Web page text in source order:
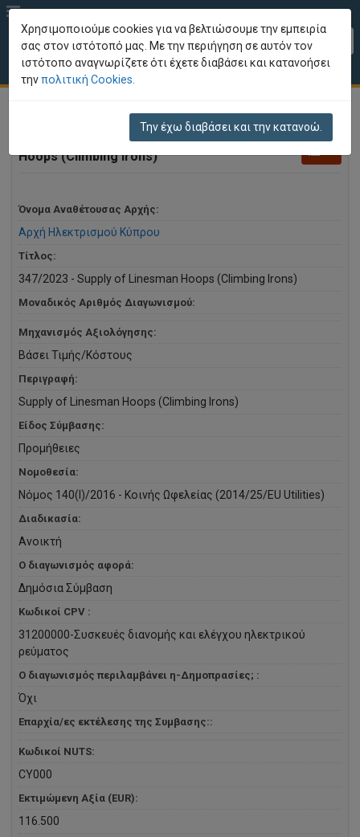
EL
Επισκόπηση Διαγωνισμού
347/2023 - Supply of Linesman
Hoops (Climbing Irons)
Όνομα Αναθέτουσας Αρχής:
Αρχή Ηλεκτρισμού Κύπρου
Τίτλος:
347/2023 - Supply of Linesman Hoops (Climbing Irons)
Μοναδικός Αριθμός Διαγωνισμού:
Μηχανισμός Αξιολόγησης:
Βάσει Τιμής/Κόστους
Περιγραφή:
Supply of Linesman Hoops (Climbing Irons)
Είδος Σύμβασης:
Προμήθειες
Νομοθεσία:
Νόμος 140(Ι)/2016 - Κοινής Ωφελείας (2014/25/EU Utilities)
Διαδικασία:
Ανοικτή
Ο διαγωνισμός αφορά:
Δημόσια Σύμβαση
Κωδικοί CPV :
31200000-Συσκευές διανομής και ελέγχου ηλεκτρικού
ρεύματος
Ο διαγωνισμός περιλαμβάνει η-Δημοπρασίες; :
Όχι
Επαρχία/ες εκτέλεσης της Συμβασης::
Κωδικοί NUTS:
CY000
Εκτιμώμενη Αξία (EUR):
116.500
Χρησιμοποιούμε cookies για να βελτιώσουμε την εμπειρία
σας στον ιστότοπό μας. Με την περιήγηση σε αυτόν τον
ιστότοπο αναγνωρίζετε ότι έχετε διαβάσει και κατανοήσει
τηνπολιτική Cookies.
Την έχω διαβάσει και την κατανοώ.